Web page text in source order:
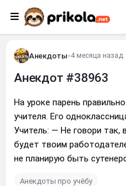
Перейти к контенту
Анекдоты•4 месяца назад
Анекдот #38963
На уроке парень
учителя. Его
Учитель: — Не говори так,
будет твоим
не планирую быть
Анекдоты про учёбу